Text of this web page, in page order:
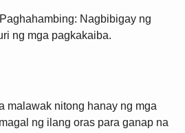
Nagbibigay ng
ng mga pagkakaiba.
malawak nitong hanay ng mga
ng ilang oras para ganap na